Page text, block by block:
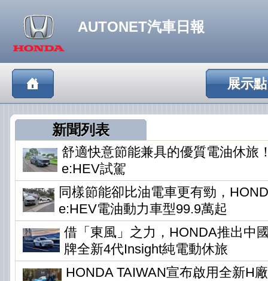
AUTONET汽車日報
展示點
新聞列表
舒適快意節能兼具的優質電油休旅
e:HEV試駕
同樣節能卻比油電車更有勁，
e:HEV電油動力車型99.9萬起
借「東風」之力，HONDA推出中
牌全新4代Insight純電動休旅
HONDA TAIWAN宣布啟用全新H